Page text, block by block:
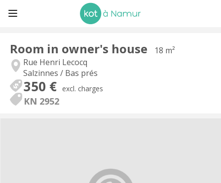
Room in owner's house
18 m²
Rue Henri Lecocq
Salzinnes / Bas prés
350 € excl. charges
KN 2952